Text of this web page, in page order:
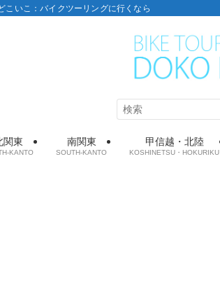
こいこ：バイクツーリングに行くなら
関東
KANTO
南関東
SOUTH-KANTO
甲信越・北陸
KOSHINETSU・HOKURIKU